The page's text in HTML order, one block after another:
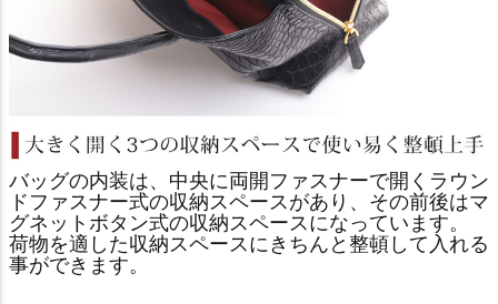
バッグの内装は、中央に両開ファスナーで開くラウン
ドファスナー式の収納スペースがあり、その前後はマ
グネットボタン式の収納スペースになっています。
荷物を適した収納スペースにきちんと整頓して入れる
事ができます。